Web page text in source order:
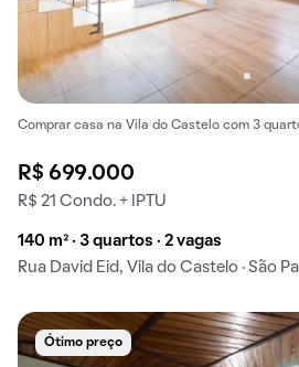
Comprar casa na Vila do Castelo com 3
R$ 699.000
R$ 21 Condo. + IPTU
140 m² · 3 quartos · 2 vagas
Rua David Eid, Vila do Castelo · São
Ótimo preço